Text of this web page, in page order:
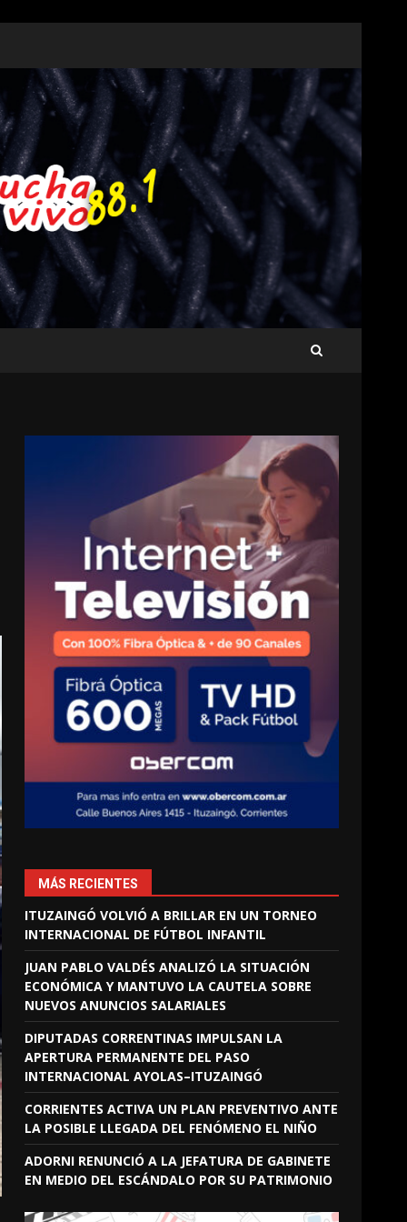
MÁS RECIENTES
ITUZAINGÓ VOLVIÓ A BRILLAR EN UN TORNEO
INTERNACIONAL DE FÚTBOL INFANTIL
JUAN PABLO VALDÉS ANALIZÓ LA SITUACIÓN
ECONÓMICA Y MANTUVO LA CAUTELA SOBRE
NUEVOS ANUNCIOS SALARIALES
DIPUTADAS CORRENTINAS IMPULSAN LA
APERTURA PERMANENTE DEL PASO
INTERNACIONAL AYOLAS–ITUZAINGÓ
CORRIENTES ACTIVA UN PLAN PREVENTIVO ANTE
LA POSIBLE LLEGADA DEL FENÓMENO EL NIÑO
ADORNI RENUNCIÓ A LA JEFATURA DE GABINETE
EN MEDIO DEL ESCÁNDALO POR SU PATRIMONIO